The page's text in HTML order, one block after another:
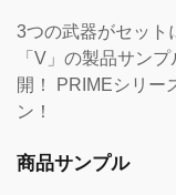
3つの武器がセット
「V」の製品サン
開！ PRIMEシリー
ン！
商品サンプル